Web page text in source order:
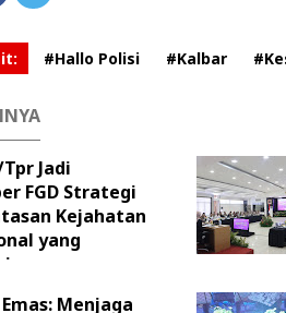
#Hallo Polisi #Kalbar
Jadi
FGD Strategi
Kejahatan
yang
Menjaga